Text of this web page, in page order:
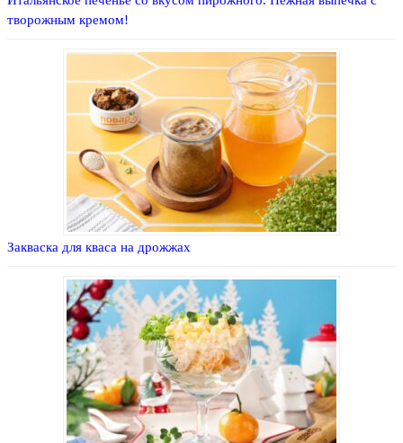
творожным кремом!
Закваска для кваса на дрожжах